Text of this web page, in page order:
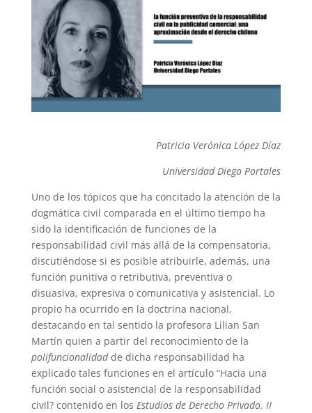
Patricia Verónica López Díaz
Universidad Diego Portales
Uno de los tópicos que ha concitado la atención de la
dogmática civil comparada en el último tiempo ha
sido la identificación de funciones de la
responsabilidad civil más allá de la compensatoria,
discutiéndose si es posible atribuirle, además, una
función punitiva o retributiva, preventiva o
disuasiva, expresiva o comunicativa y asistencial. Lo
propio ha ocurrido en la doctrina nacional,
destacando en tal sentido la profesora Lilian San
Martín quien a partir del reconocimiento de la
polifuncionalidadde dicha responsabilidad ha
explicado tales funciones en el artículo “Hacia una
función social o asistencial de la responsabilidad
civil? contenido en los Estudios de Derecho Privado. II